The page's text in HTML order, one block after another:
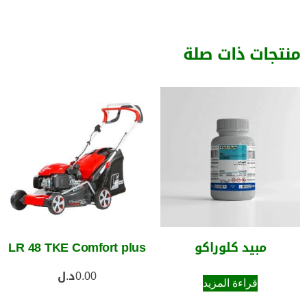
منتجات ذات صلة
مبيد كلوراكو
قراءة المزيد
LR 48 TKE Comfort plus
0.00د.ل